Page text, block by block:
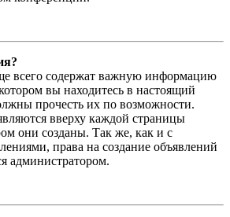
всего содержат важную информацию
вы находитесь в настоящий
прочесть их по возможности.
вверху каждой страницы
они созданы. Так же, как и с
права на создание объявлений
администратором.